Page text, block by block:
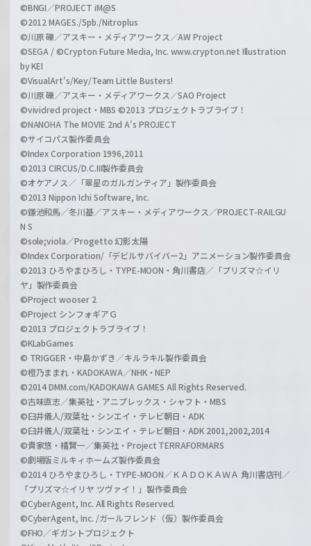
©BNGI／PROJECT iM@S
©2012 MAGES./5pb./Nitroplus
©川原 礫／アスキー・メディアワークス／AW Project
©SEGA / ©Crypton Future Media, Inc. www.crypton.net Illustration
by KEI
©VisualArt's/Key/Team Little Busters!
©川原 礫／アスキー・メディアワークス／SAO Project
©vividred project・MBS ©2013 プロジェクトラブライブ！
©NANOHA The MOVIE 2nd A's PROJECT
©サイコパス製作委員会
©Index Corporation 1996,2011
©2013 CIRCUS/D.C.III製作委員会
©オケアノス／「翠星のガルガンティア」製作委員会
©2013 Nippon Ichi Software, Inc.
©鎌池和馬／冬川基／アスキー・メディアワークス／PROJECT-RAILGU
N S
©sole;viola／Progetto 幻影太陽
©Index Corporation/「デビルサバイバー2」アニメーション製作委員会
©2013 ひろやまひろし・TYPE-MOON・角川書店／「プリズマ☆イリ
ヤ」製作委員会
©Project wooser 2
©Project シンフォギアＧ
©2013 プロジェクトラブライブ！
©KLabGames
© TRIGGER・中島かずき／キルラキル製作委員会
©橙乃ままれ・KADOKAWA／NHK・NEP
©2014 DMM.com/KADOKAWA GAMES All Rights Reserved.
©古味直志／集英社・アニプレックス・シャフト・MBS
©臼井儀人/双葉社・シンエイ・テレビ朝日・ADK
©臼井儀人/双葉社・シンエイ・テレビ朝日・ADK 2001,2002,2014
©貴家悠・橘賢一／集英社・Project TERRAFORMARS
©劇場版ミルキィホームズ製作委員会
©2014 ひろやまひろし・TYPE-MOON／ＫＡＤＯＫＡＷＡ 角川書店刊／
「プリズマ☆イリヤ ツヴァイ！」製作委員会
©CyberAgent, Inc. All Rights Reserved.
©CyberAgent, Inc. /ガールフレンド（仮）製作委員会
©FHO／ギガントプロジェクト